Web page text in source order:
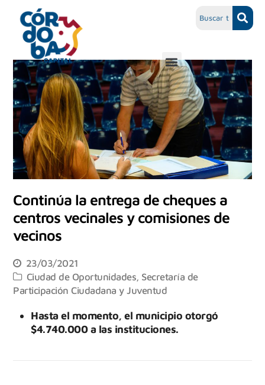
Continúa la entrega de cheques a
centros vecinales y comisiones de
vecinos
23/03/2021
Ciudad de Oportunidades Secretaría de
Participación Ciudadana y Juventud
Hasta el momento, el municipio otorgó
$4.740.000 a las instituciones.